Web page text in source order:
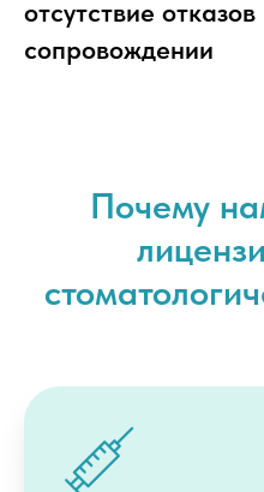
отсутствие
сопровождении
Почему